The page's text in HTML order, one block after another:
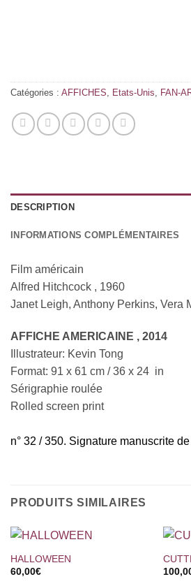
Catégories : AFFICHES Etats-Unis FAN-
DESCRIPTION
INFORMATIONS COMPLÉMENTAIRES
Film américain
Alfred Hitchcock , 1960
Janet Leigh, Anthony Perkins, Vera
AFFICHE AMERICAINE , 2014
Illustrateur: Kevin Tong
Format: 91 x 61 cm / 36 x 24 in
Sérigraphie roulée
Rolled screen print
n° 32 / 350. Signature manuscrite de
PRODUITS SIMILAIRES
HALLOWEEN
60,00€